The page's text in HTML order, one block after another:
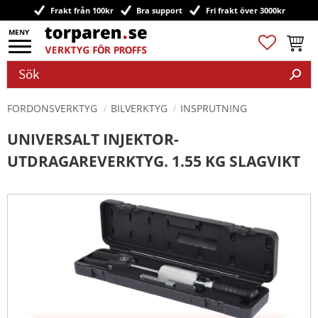
Meny
Frakt från 100kr Bra support Fri frakt över 3000kr
Favoriter
FORDONSVERKTYG BILVERKTYG INSPRUTNING
UNIVERSALT INJEKTOR-
UTDRAGAREVERKTYG. 1.55 KG SLAGVIKT